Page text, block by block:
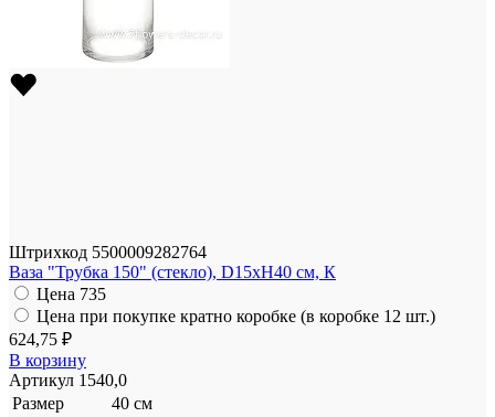
Штрихкод 5500009282764
Ваза "Трубка 150" (стекло), D15xH40 см, К
Цена 735
Цена при покупке кратно коробке (в коробке 12 шт.)
624,75 ₽
В корзину
Артикул 1540,0
Размер
40 см